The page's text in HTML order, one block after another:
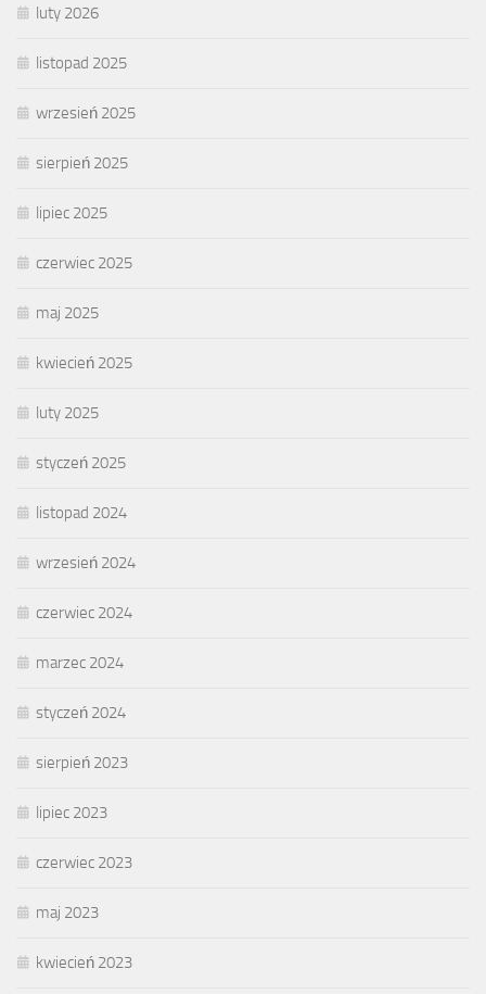
luty 2026
listopad 2025
wrzesień 2025
sierpień 2025
lipiec 2025
czerwiec 2025
maj 2025
kwiecień 2025
luty 2025
styczeń 2025
listopad 2024
wrzesień 2024
czerwiec 2024
marzec 2024
styczeń 2024
sierpień 2023
lipiec 2023
czerwiec 2023
maj 2023
kwiecień 2023